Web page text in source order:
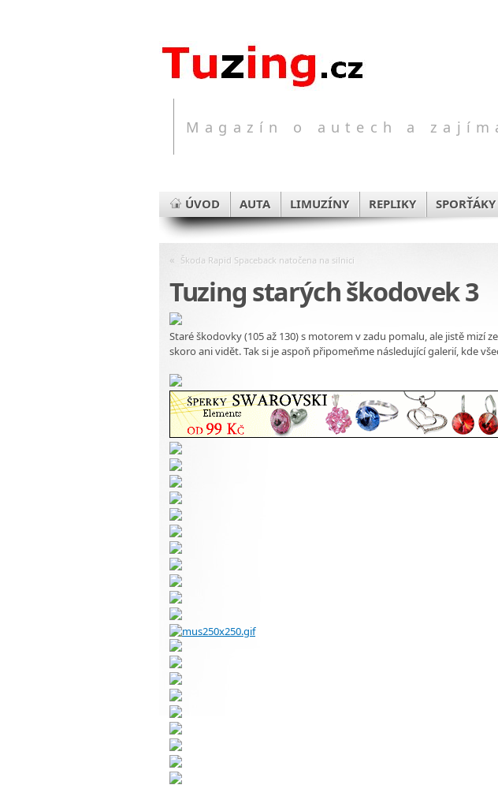
Magazín o autech a
ÚVOD AUTA LIMUZÍNY REPLIKY SPORŤÁKY
« Škoda Rapid Spaceback natočena na silnici
Tuzing starých škodovek 3
Staré škodovky (105 až 130) s motorem v zadu pomalu, ale jistě mizí
skoro ani vidět. Tak si je aspoň připomeňme následující galerií, kde